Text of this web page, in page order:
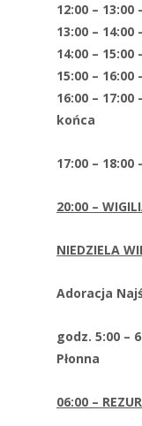
12:00 –
13:00 –
14:00 –
15:00 –
16:00 –
17:00 – 18:00
20:00 –
NIEDZIELA
Adoracja
godz. 5:00 –
Płonna
06:00 –